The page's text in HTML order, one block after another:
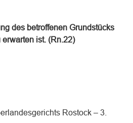
des betroffenen Grundstücks
ist. (Rn.22)
Rostock – 3.